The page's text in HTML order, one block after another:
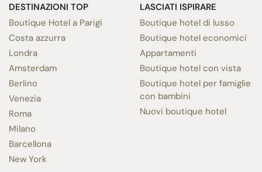
DESTINAZIONI TOP
Boutique Hotel a Parigi
Costa azzurra
Londra
Amsterdam
Berlino
Venezia
Roma
Milano
Barcellona
New York
LASCIATI ISPIRARE
Boutique hotel di lusso
Boutique hotel economici
Appartamenti
Boutique hotel con vista
Boutique hotel per famiglie
con bambini
Nuovi boutique hotel